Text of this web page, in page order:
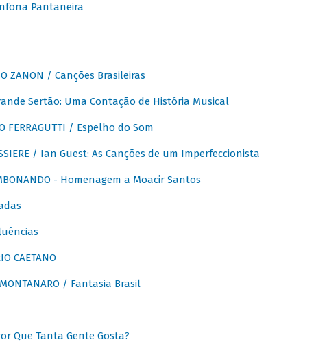
Pantaneira
ZANON / Canções Brasileiras
Sertão: Uma Contação de História Musical
FERRAGUTTI / Espelho do Som
/ Ian Guest: As Canções de um Imperfeccionista
- Homenagem a Moacir Santos
CAETANO
MONTANARO / Fantasia Brasil
Que Tanta Gente Gosta?